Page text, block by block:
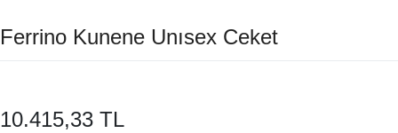
Ferrino Kunene Unısex Ceket
10.415,33 TL